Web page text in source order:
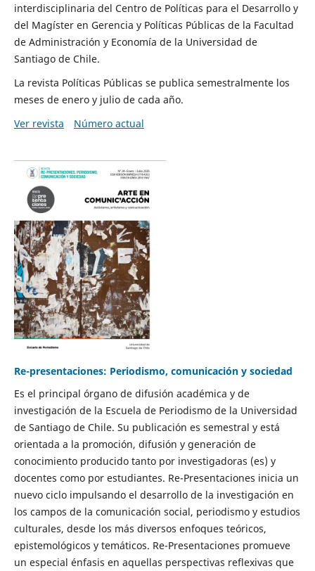
interdisciplinaria del Centro de Políticas para el Desarrollo y
del Magíster en Gerencia y Políticas Públicas de la Facultad
de Administración y Economía de la Universidad de
Santiago de Chile.
La revista Políticas Públicas se publica semestralmente los
meses de enero y julio de cada año.
Ver revista
Número actual
Re-presentaciones: Periodismo, comunicación y sociedad
Es el principal órgano de difusión académica y de
investigación de la Escuela de Periodismo de la Universidad
de Santiago de Chile. Su publicación es semestral y está
orientada a la promoción, difusión y generación de
conocimiento producido tanto por investigadoras (es) y
docentes como por estudiantes. Re-Presentaciones inicia un
nuevo ciclo impulsando el desarrollo de la investigación en
los campos de la comunicación social, periodismo y estudios
culturales, desde los más diversos enfoques teóricos,
epistemológicos y temáticos. Re-Presentaciones promueve
un especial énfasis en aquellas perspectivas reflexivas que